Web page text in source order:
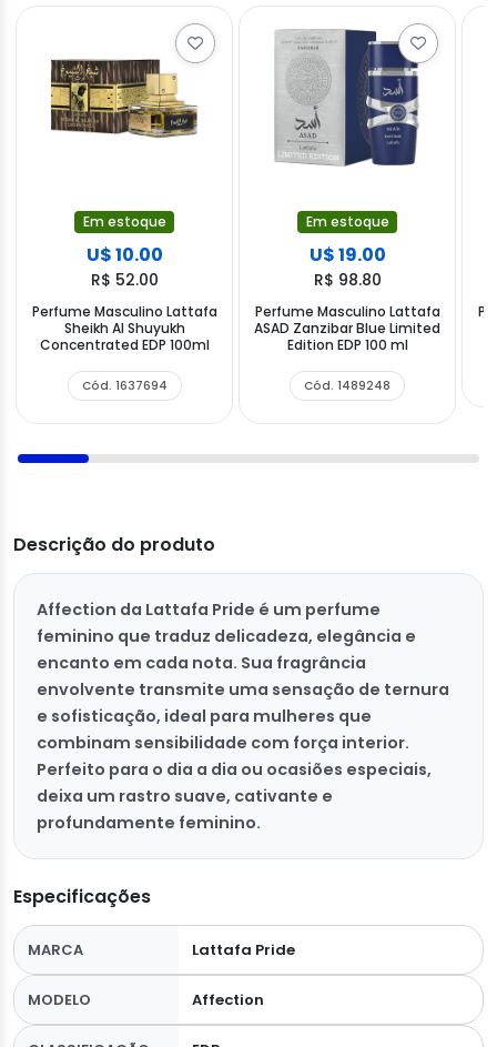
Em estoque
U$ 10.00
R$ 52.00
Perfume Masculino Lattafa
Sheikh Al Shuyukh
Concentrated EDP 100ml
Cód. 1637694
Em estoque
U$ 19.00
R$ 98.80
Perfume Masculino Lattafa
ASAD Zanzibar Blue Limited
Edition EDP 100 ml
Cód. 1489248
Descrição do produto
Affection da Lattafa Pride é um perfume
feminino que traduz delicadeza, elegância e
encanto em cada nota. Sua fragrância
envolvente transmite uma sensação de ternura
e sofisticação, ideal para mulheres que
combinam sensibilidade com força interior.
Perfeito para o dia a dia ou ocasiões especiais,
deixa um rastro suave, cativante e
profundamente feminino.
Especificações
MARCA Lattafa Pride
MODELO Affection